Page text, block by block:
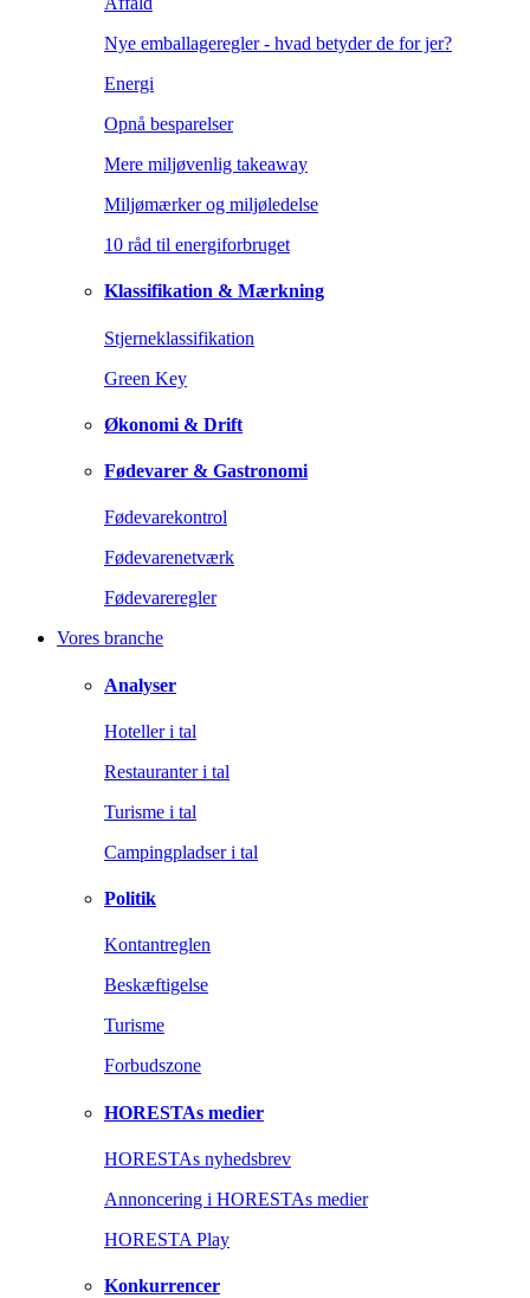
Nye emballageregler - hvad betyder de for jer?
Energi
Opnå besparelser
Mere miljøvenlig takeaway
Miljømærker og miljøledelse
10 råd til energiforbruget
Klassifikation & Mærkning
Stjerneklassifikation
Green Key
Økonomi & Drift
Fødevarer & Gastronomi
Fødevarekontrol
Fødevarenetværk
Fødevareregler
Vores branche
Analyser
Hoteller i tal
Restauranter i tal
Turisme i tal
Campingpladser i tal
Politik
Kontantreglen
Beskæftigelse
Turisme
Forbudszone
HORESTAs medier
HORESTAs nyhedsbrev
Annoncering i HORESTAs medier
HORESTA Play
Konkurrencer